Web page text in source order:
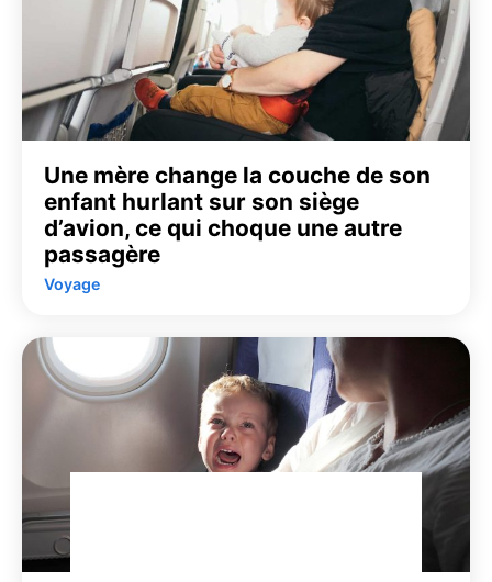
Une mère change la couche de son
enfant hurlant sur son siège
d’avion, ce qui choque une autre
passagère
Voyage